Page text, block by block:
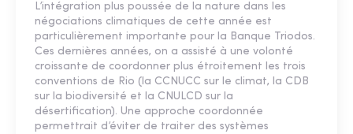
L’intégration plus poussée de la nature dans les
négociations climatiques de cette année est
particulièrement importante pour la Banque Triodos.
Ces dernières années, on a assisté à une volonté
croissante de coordonner plus étroitement les trois
conventions de Rio (la CCNUCC sur le climat, la CDB
sur la biodiversité et la CNULCD sur la
désertification). Une approche coordonnée
permettrait d’éviter de traiter des systèmes